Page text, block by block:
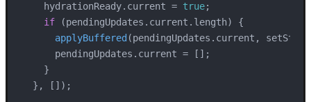
    hydrationReady.
current = true;
if (pendingUpdates. current . length) {
applyBuffered (pendingUpdates. current ,
      pendingUpdates.
current = [];
    }
  }, []);